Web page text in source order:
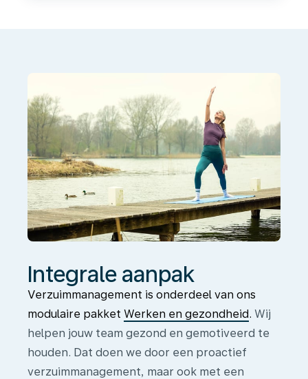
Integrale aanpak
Verzuimmanagement is onderdeel van ons
modulaire pakket Werken en gezondheid. Wij
helpen jouw team gezond en gemotiveerd te
houden. Dat doen we door een proactief
verzuimmanagement, maar ook met een